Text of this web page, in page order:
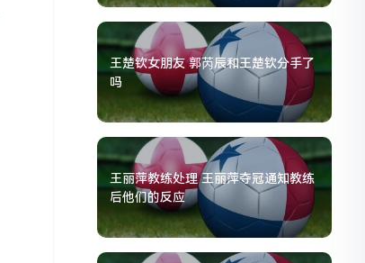
王楚钦女朋友 郭芮辰和王楚钦分手了
吗
王丽萍教练处理 王丽萍夺冠通知教练
后他们的反应